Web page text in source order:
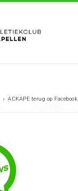
› ACKAPE terug op Facebook